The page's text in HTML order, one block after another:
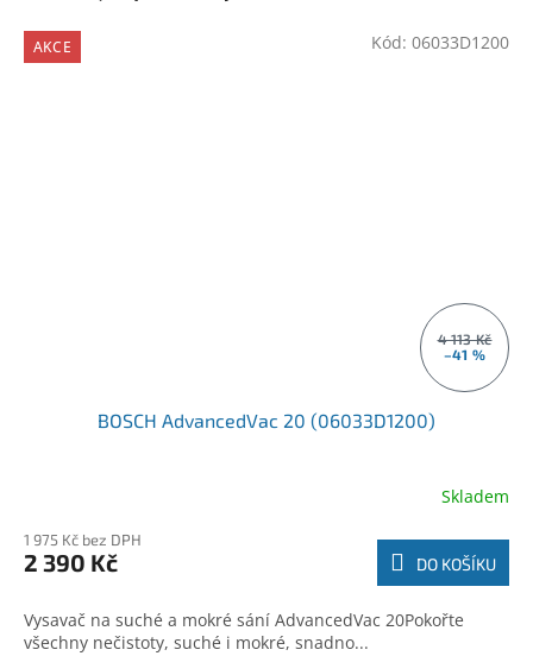
AKCE
4 113 Kč
–41 %
BOSCH AdvancedVac 20 (06033D1200)
Skladem
1 975 Kč bez DPH
2 390 Kč DO KOŠÍKU
Vysavač na suché a mokré sání AdvancedVac 20Pokořte
všechny nečistoty, suché i mokré, snadno...
Kód: 06033D1200